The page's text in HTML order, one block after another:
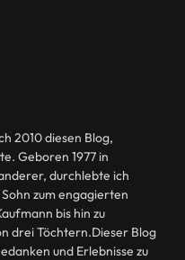
2010 diesen Blog,
Geboren 1977 in
durchlebte ich
zum engagierten
bis hin zu
drei Töchtern.Dieser Blog
und Erlebnisse zu